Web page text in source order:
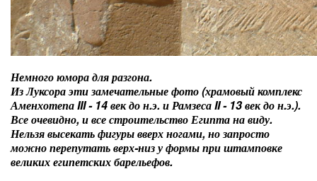
Немного юмора для разгона.
Из Луксора эти замечательные фото (храмовый комплекс
Аменхотепа III - 14 век до н.э. и Рамзеса II - 13 век до н.э.).
Все очевидно, и все строительство Египта на виду.
Нельзя высекать фигуры вверх ногами, но запросто
можно перепутать верх-низ у формы при штамповке
великих египетских барельефов.